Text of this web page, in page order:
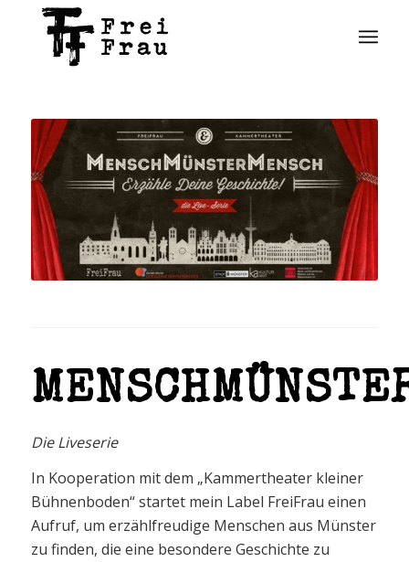
Die Liveserie
In Kooperation mit dem „Kammertheater kleiner
Bühnenboden“ startet mein Label FreiFrau einen
Aufruf, um erzählfreudige Menschen aus Münster
zu finden, die eine besondere Geschichte zu